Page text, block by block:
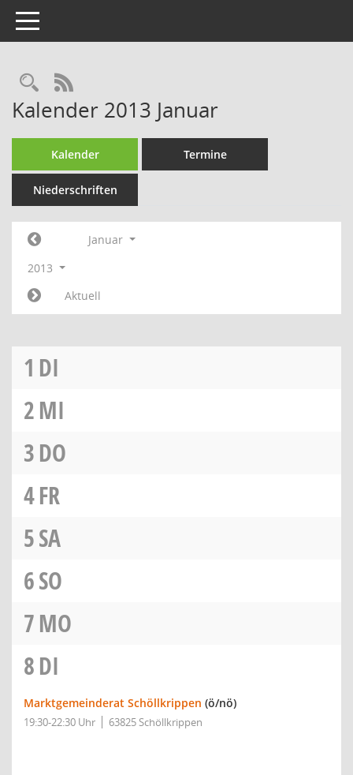
Toggle navigation
Rechercheauswahl
RSS-Feed
Kalender 2013 Januar
Kalender Termine
Niederschriften
Januar
2013
Aktuell
1 DI
2MI
3DO
4FR
5SA
6SO
7MO
8DI
Marktgemeinderat Schöllkrippen (ö/nö)
19:30-22:30 Uhr 63825 Schöllkrippen